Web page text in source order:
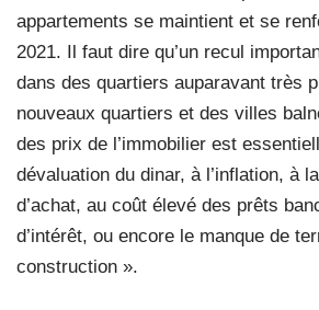
appartements se maintient et se
2021. Il faut dire qu’un recul
dans des quartiers auparavant très
nouveaux quartiers et des villes
des prix de l’immobilier est
dévaluation du dinar, à l’inflation, à
d’achat, au coût élevé des prêts
d’intérêt, ou encore le manque de
construction ».